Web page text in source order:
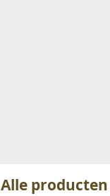
Alle producten